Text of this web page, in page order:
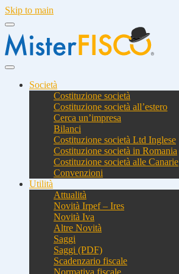
Skip to main
Società
Costituzione società
Costituzione società all’estero
Cerca un’impresa
Bilanci
Costituzione società Ltd Inglese
Costituzione società in Romania
Costituzione società alle Canarie
Convenzioni
Utilità
Attualità
Novità Irpef – Ires
Novità Iva
Altre Novità
Saggi
Saggi (PDF)
Scadenzario fiscale
Normativa fiscale